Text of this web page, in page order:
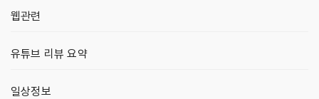
웹관련
유튜브 리뷰 요약
일상정보